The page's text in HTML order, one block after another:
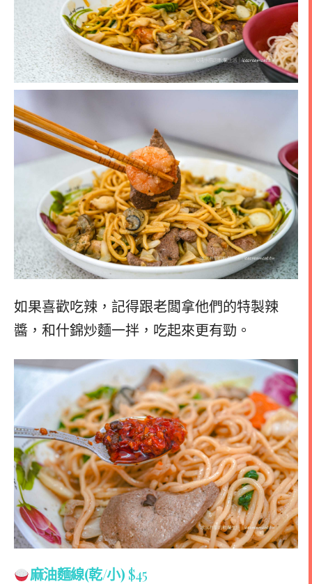
如果喜歡吃辣，記得跟老闆拿他們的特製辣
醬，和什錦炒麵一拌，吃起來更有勁。
麻油麵線(乾/小) $45